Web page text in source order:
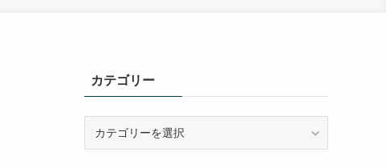
カテゴリー